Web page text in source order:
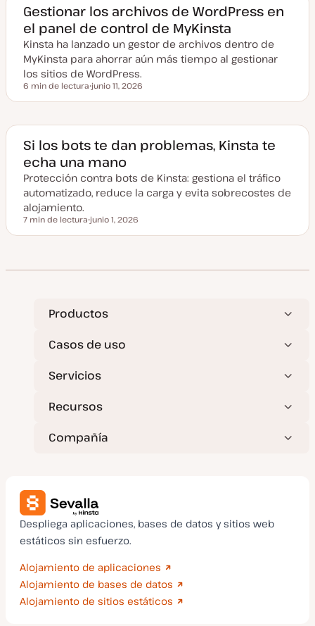
a
c
t
u
a
i
z
a
d
Gestionar los archivos de WordPress en
el panel de control de MyKinsta
Kinsta ha lanzado un gestor de archivos dentro de
MyKinsta para ahorrar aún más tiempo al gestionar
los sitios de WordPress.
Tiempo de lectura
6 min de lectura
e
c
t
u
a
i
d
junio 11, 2026
Si los bots te dan problemas, Kinsta te
echa una mano
Protección contra bots de Kinsta: gestiona el tráfico
automatizado, reduce la carga y evita sobrecostes de
alojamiento.
Tiempo de lectura
7 min de lectura
e
a
a
l
a
junio 1, 2026
Productos
Casos de uso
Servicios
Recursos
Compañía
Despliega aplicaciones, bases de datos y sitios web
estáticos sin esfuerzo.
Alojamiento de aplicaciones
Alojamiento de bases de datos
Alojamiento de sitios estáticos